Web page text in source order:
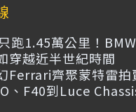
跑1.45萬公里！
穿越近半世紀時間
Ferrari齊聚蒙特雷拍
、F40到Luce